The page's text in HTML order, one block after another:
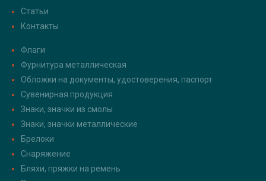
Статьи
Контакты
Флаги
Фурнитура металлическая
Обложки на документы, удостоверения, паспорт
Сувенирная продукция
Знаки, значки из смолы
Знаки, значки металлические
Брелоки
Снаряжение
Бляхи, пряжки на ремень